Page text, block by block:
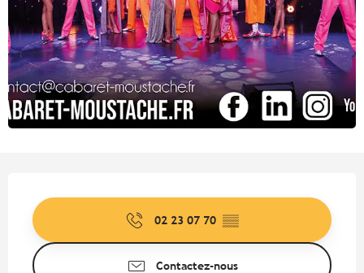
02 23 07 70 ▒▒
Contactez-nous